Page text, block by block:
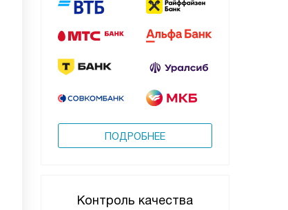
ПОДРОБНЕЕ
Контроль качества